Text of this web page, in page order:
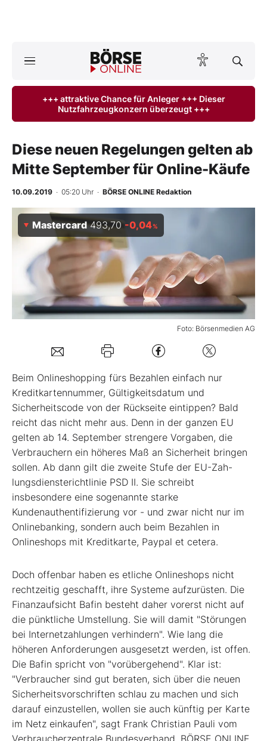
ktuelle Ausgabe BÖRSE ONLINE lesen
Finanz-Check
BO-Musterdepots
Experten
Mein B:O
Kontakt
+++ attraktive Chance für Anleger +++ Dieser
Nutzfahrzeugkonzern überzeugt +++
Diese neuen Regelungen gelten ab
Mitte September für Online-Käufe
10.09.2019 · 05:20 Uhr · BÖRSE ONLINE Redaktion
Foto: Börsenmedien AG
Mastercard 493,70 -0,04%
Beim Onlineshopping fürs Bezahlen einfach nur
Kreditkartennummer, Gültigkeitsdatum und
Sicherheits­code von der Rückseite eintippen? Bald
reicht das nicht mehr aus. Denn in der ganzen EU
gelten ab 14. September stren­gere Vorgaben, die
Verbrauchern ein hö­heres Maß an Sicherheit bringen
sollen. Ab dann gilt die zweite Stufe der EU-Zah­
lungsdiensterichtlinie PSD II. Sie schreibt
insbesondere eine sogenannte starke
Kundenauthentifizierung vor - und zwar nicht nur im
Onlinebanking, son­dern auch beim Bezahlen in
Onlineshops mit Kreditkarte, Paypal et cetera.
Doch offenbar haben es etliche On­lineshops nicht
rechtzeitig geschafft, ihre Systeme aufzurüsten. Die
Finanz­aufsicht Bafin besteht daher vorerst nicht auf
die pünktliche Umstellung. Sie will damit "Störungen
bei Internet­zahlungen verhindern". Wie lang die
höheren Anforderungen ausgesetzt werden, ist offen.
Die Bafin spricht von "vorübergehend". Klar ist:
"Verbrau­cher sind gut beraten, sich über die neu­en
Sicherheitsvorschriften schlau zu­ machen und sich
darauf einzustellen, wollen sie auch künftig per Karte
im Netz einkaufen", sagt Frank­ Christian Pauli vom